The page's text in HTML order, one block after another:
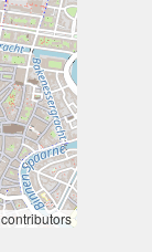
contributors